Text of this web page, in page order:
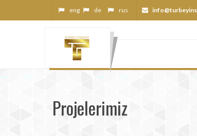
eng de rus
Projelerimiz